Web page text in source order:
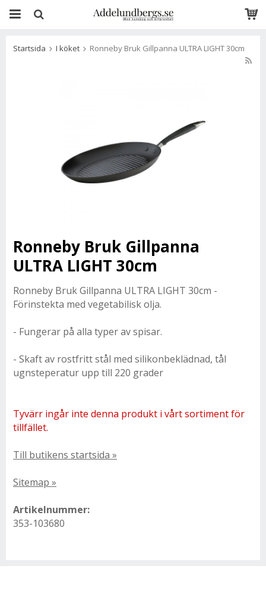
Startsida I köket Ronneby Bruk Gillpanna ULTRA LIGHT 30cm
Ronneby Bruk Gillpanna
ULTRA LIGHT 30cm
Ronneby Bruk Gillpanna ULTRA LIGHT 30cm -
Förinstekta med vegetabilisk olja.
- Fungerar på alla typer av spisar.
- Skaft av rostfritt stål med silikonbeklädnad, tål
ugnsteperatur upp till 220 grader
Tyvärr ingår inte denna produkt i vårt sortiment för
tillfället.
Till butikens startsida »
Sitemap »
Artikelnummer:
353-103680